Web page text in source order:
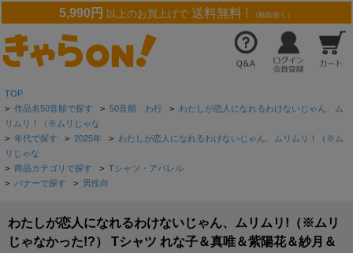
5,990円 以上のお買上げで 送料無料 ! （離島除く）
TOP
> 作品名50音順で探す > 50音順 わ行 > わたしが恋人になれるわけないじゃん、ム
リムリ！（※ムリじゃな
> 年代で探す > 2025年 > わたしが恋人になれるわけないじゃん、ムリムリ！（※ム
リじゃな
> 商品カテゴリで探す > Tシャツ・アパレル
> バナーで探す > 男性向
わたしが恋人になれるわけないじゃん、ムリムリ!（※ムリ
じゃなかった!?） Tシャツ れな子＆真唯＆紫陽花＆紗月＆